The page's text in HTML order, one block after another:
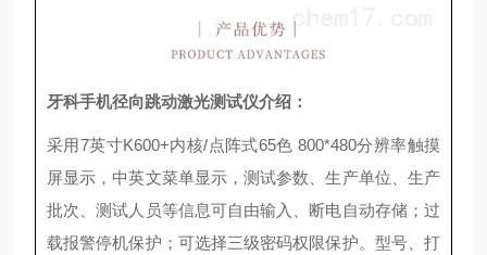
牙科手机径向跳动激光测试仪介绍：
采用7英寸K600+内核/点阵式65色 800*480分辨率触摸
屏显示，中英文菜单显示，测试参数、生产单位、生产
批次、测试人员等信息可自由输入、断电自动存储；过
载报警停机保护；可选择三级密码权限保护。型号、打